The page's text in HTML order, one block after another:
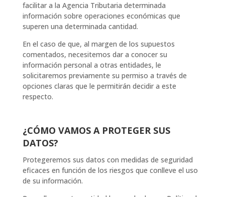
facilitar a la Agencia Tributaria determinada
información sobre operaciones económicas que
superen una determinada cantidad.
En el caso de que, al margen de los supuestos
comentados, necesitemos dar a conocer su
información personal a otras entidades, le
solicitaremos previamente su permiso a través de
opciones claras que le permitirán decidir a este
respecto.
¿CÓMO VAMOS A PROTEGER SUS
DATOS?
Protegeremos sus datos con medidas de seguridad
eficaces en función de los riesgos que conlleve el uso
de su información.